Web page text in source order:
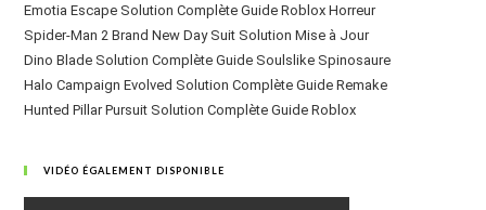
Emotia Escape Solution Complète Guide Roblox Horreur
Spider-Man 2 Brand New Day Suit Solution Mise à Jour
Dino Blade Solution Complète Guide Soulslike Spinosaure
Halo Campaign Evolved Solution Complète Guide Remake
Hunted Pillar Pursuit Solution Complète Guide Roblox
VIDÉO ÉGALEMENT DISPONIBLE